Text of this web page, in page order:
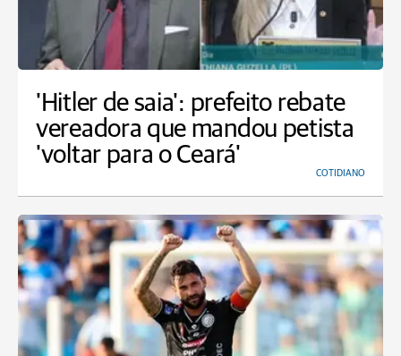
'Hitler de saia': prefeito rebate
vereadora que mandou petista
'voltar para o Ceará'
COTIDIANO